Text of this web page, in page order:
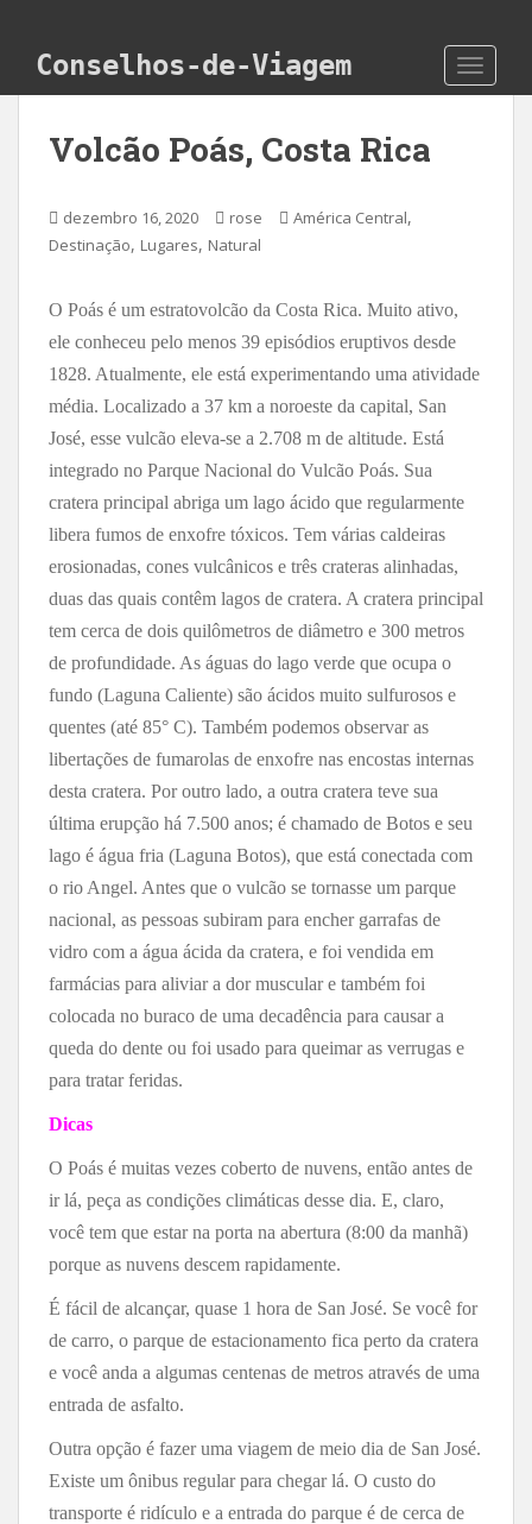
Conselhos-de-Viagem
Volcão Poás, Costa Rica
dezembro 16, 2020 rose América Central,
Destinação, Lugares, Natural
O Poás é um estratovolcão da Costa Rica. Muito ativo,
ele conheceu pelo menos 39 episódios eruptivos desde
1828. Atualmente, ele está experimentando uma atividade
média. Localizado a 37 km a noroeste da capital, San
José, esse vulcão eleva-se a 2.708 m de altitude. Está
integrado no Parque Nacional do Vulcão Poás. Sua
cratera principal abriga um lago ácido que regularmente
libera fumos de enxofre tóxicos. Tem várias caldeiras
erosionadas, cones vulcânicos e três crateras alinhadas,
duas das quais contêm lagos de cratera. A cratera principal
tem cerca de dois quilômetros de diâmetro e 300 metros
de profundidade. As águas do lago verde que ocupa o
fundo (Laguna Caliente) são ácidos muito sulfurosos e
quentes (até 85° C). Também podemos observar as
libertações de fumarolas de enxofre nas encostas internas
desta cratera. Por outro lado, a outra cratera teve sua
última erupção há 7.500 anos; é chamado de Botos e seu
lago é água fria (Laguna Botos), que está conectada com
o rio Angel. Antes que o vulcão se tornasse um parque
nacional, as pessoas subiram para encher garrafas de
vidro com a água ácida da cratera, e foi vendida em
farmácias para aliviar a dor muscular e também foi
colocada no buraco de uma decadência para causar a
queda do dente ou foi usado para queimar as verrugas e
para tratar feridas.
Dicas
O Poás é muitas vezes coberto de nuvens, então antes de
ir lá, peça as condições climáticas desse dia. E, claro,
você tem que estar na porta na abertura (8:00 da manhã)
porque as nuvens descem rapidamente.
É fácil de alcançar, quase 1 hora de San José. Se você for
de carro, o parque de estacionamento fica perto da cratera
e você anda a algumas centenas de metros através de uma
entrada de asfalto.
Outra opção é fazer uma viagem de meio dia de San José.
Existe um ônibus regular para chegar lá. O custo do
transporte é ridículo e a entrada do parque é de cerca de